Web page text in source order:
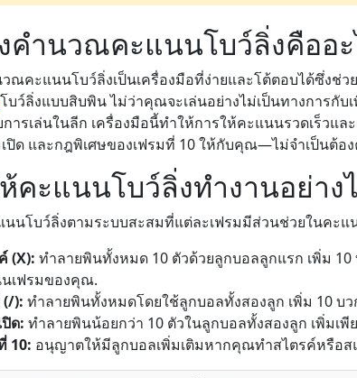
คำนวณคะแนนโบว์ลิ่งคืออะ
วณคะแนนโบว์ลิ่งเป็นเครื่องมือที่ง่ายและโต้ตอบได้ซึ่ง
โบว์ลิ่งแบบสิบพิน ไม่ว่าคุณจะเล่นอย่างไม่เป็นทางการกับ
ารเล่นในลีก เครื่องมือนี้ทำให้การให้คะแนนรวดเร็วแ
เปิด และกฎพิเศษของเฟรมที่ 10 ให้กับคุณ—ไม่จำเป็นต้อ
คะแนนโบว์ลิ่งทำงานอย่าง
นนโบว์ลิ่งตามระบบสะสมที่แต่ละเฟรมมีส่วนช่วยในคะ
(X): ทำลายพินทั้งหมด 10 ตัวด้วยลูกบอลลูกแรก เพิ่ม
เฟรมของคุณ.
(/): ทำลายพินทั้งหมดโดยใช้ลูกบอลทั้งสองลูก เพิ่ม 10 บ
ปิด: ทำลายพินน้อยกว่า 10 ตัวในลูกบอลทั้งสองลูก เพิ่มเ
10: อนุญาตให้มีลูกบอลเพิ่มเติมหากคุณทำสไตรค์หรือส